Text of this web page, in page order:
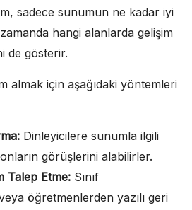
sadece sunumun ne kadar iyi
zamanda hangi alanlarda gelişim
de gösterir.
almak için aşağıdaki yöntemleri
Dinleyicilere sunumla ilgili
görüşlerini alabilirler.
Talep Etme: Sınıf
öğretmenlerden yazılı geri